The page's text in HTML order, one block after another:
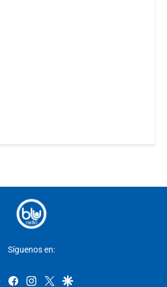
Síguenos en:
whatsappfacebookinstagram
twittergoogle